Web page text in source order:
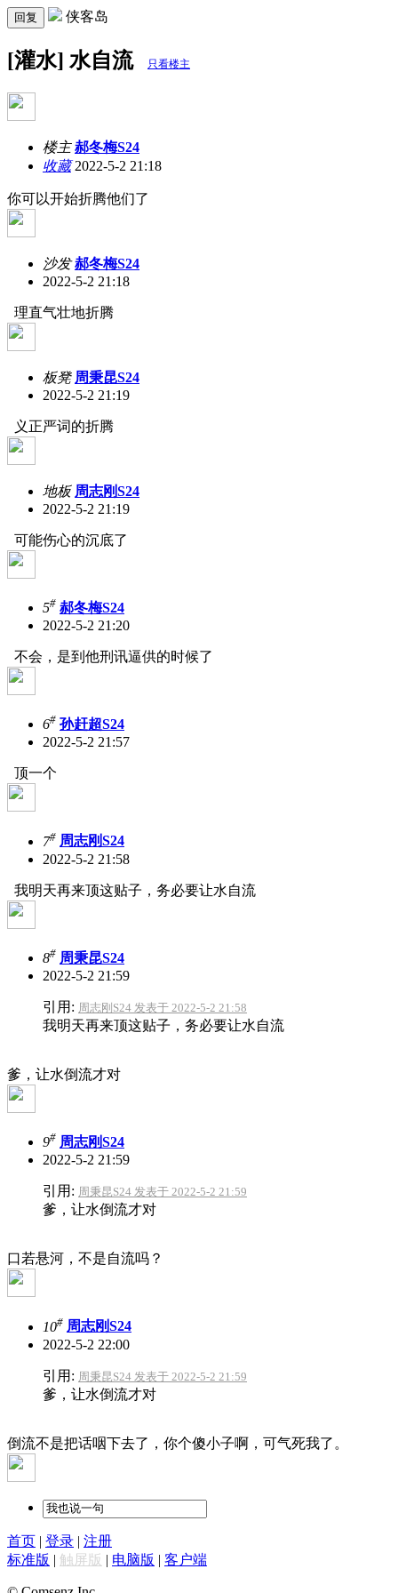
回复 侠客岛
[灌水] 水自流 只看楼主
楼主 郝冬梅S24
收藏2022-5-2 21:18
你可以开始折腾他们了
沙发 郝冬梅S24
2022-5-2 21:18
理直气壮地折腾
板凳 周秉昆S24
2022-5-2 21:19
义正严词的折腾
地板 周志刚S24
2022-5-2 21:19
可能伤心的沉底了
5# 郝冬梅S24
2022-5-2 21:20
不会，是到他刑讯逼供的时候了
6# 孙赶超S24
2022-5-2 21:57
顶一个
7# 周志刚S24
2022-5-2 21:58
我明天再来顶这贴子，务必要让水自流
8# 周秉昆S24
2022-5-2 21:59
引用: 周志刚S24 发表于 2022-5-2 21:58
我明天再来顶这贴子，务必要让水自流
爹，让水倒流才对
9# 周志刚S24
2022-5-2 21:59
引用: 周秉昆S24 发表于 2022-5-2 21:59
爹，让水倒流才对
口若悬河，不是自流吗？
10# 周志刚S24
2022-5-2 22:00
引用: 周秉昆S24 发表于 2022-5-2 21:59
爹，让水倒流才对
倒流不是把话咽下去了，你个傻小子啊，可气死我了。
首页 | 登录 | 注册
标准版 | 触屏版 | 电脑版 | 客户端